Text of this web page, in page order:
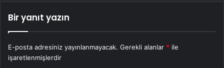
Bir yanıt yazın
E-posta adresiniz yayınlanmayacak. Gerekli alanlar * ile
işaretlenmişlerdir